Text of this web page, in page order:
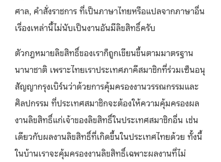
ศาล, คำสั่งราชการ ที่เป็นภาษาไทยหรือแปลจากภาษาอื่น
เรื่องเหล่านี้ไม่นับเป็นงานอันมีลิขสิทธิ์ครับ
ตัวกฎหมายลิขสิทธิ์ของเราก็ถูกเขียนขึ้นตามมาตรฐาน
นานาชาติ เพราะไทยเราประเทศภาคีสมาชิกที่ร่วมเซ็นอนุ
สัญญากรุงเบิร์นว่าด้วยการคุ้มครองงานวรรณกรรมและ
ศิลปกรรม ที่ประเทศสมาชิกจะต้องให้ความคุ้มครองผล
งานลิขสิทธิ์แก่เจ้าของลิขสิทธิ์ในประเทศสมาชิกอื่น เช่น
เดียวกับผลงานลิขสิทธิ์ที่เกิดขึ้นในประเทศไทยด้วย ทั้งนี้
ในบ้านเราจะคุ้มครองงานลิขสิทธิ์เฉพาะผลงานที่ไม่